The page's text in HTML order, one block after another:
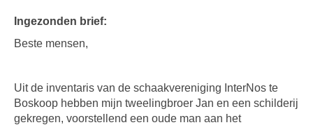
Ingezonden brief:
Beste mensen,
Uit de inventaris van de schaakvereniging InterNos te
Boskoop hebben mijn tweelingbroer Jan en een schilderij
gekregen, voorstellend een oude man aan het